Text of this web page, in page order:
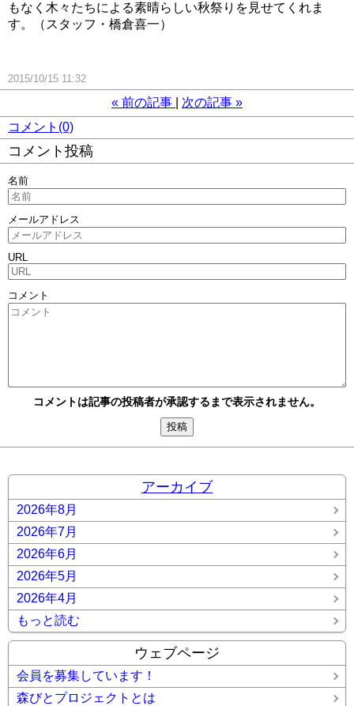
もなく木々たちによる素晴らしい秋祭りを見せてくれま
す。（スタッフ・橋倉喜一）
2015/10/15 11:32
« 前の記事 次の記事 »
コメント(0)
コメント投稿
名前
メールアドレス
URL
コメント
コメントは記事の投稿者が承認するまで表示されません。
アーカイブ
2026年8月
2026年7月
2026年6月
2026年5月
2026年4月
もっと読む
ウェブページ
会員を募集しています！
森びとプロジェクトとは